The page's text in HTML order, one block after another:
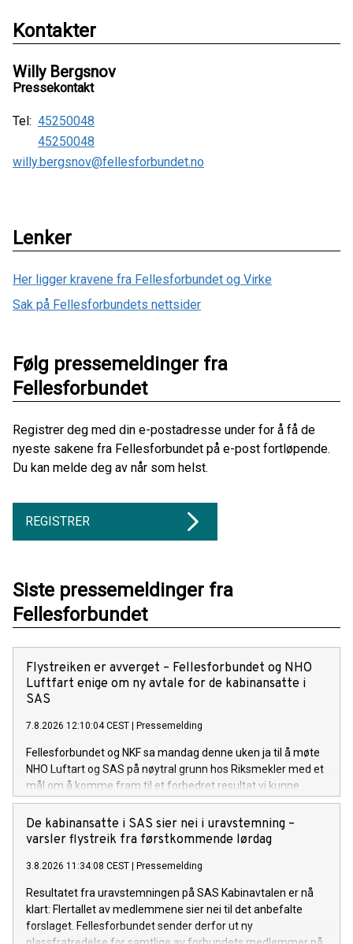
Kontakter
Willy Bergsnov
Pressekontakt
Tel: 45250048
45250048
willy.bergsnov@fellesforbundet.no
Lenker
Her ligger kravene fra Fellesforbundet og Virke
Sak på Fellesforbundets nettsider
Følg pressemeldinger fra
Fellesforbundet
Registrer deg med din e-postadresse under for å få de
nyeste sakene fra Fellesforbundet på e-post fortløpende.
Du kan melde deg av når som helst.
REGISTRER
Siste pressemeldinger fra
Fellesforbundet
Flystreiken er avverget – Fellesforbundet og NHO
Luftfart enige om ny avtale for de kabinansatte i
SAS
7.8.2026 12:10:04 CEST | Pressemelding
Fellesforbundet og NKF sa mandag denne uken ja til å møte
NHO Luftart og SAS på nøytral grunn hos Riksmekler med et
mål om å komme fram til et forbedret resultat vi kunne
legge fram for våre medlemmer.
De kabinansatte i SAS sier nei i uravstemning –
varsler flystreik fra førstkommende lørdag
3.8.2026 11:34:08 CEST | Pressemelding
Resultatet fra uravstemningen på SAS Kabinavtalen er nå
klart: Flertallet av medlemmene sier nei til det anbefalte
forslaget. Fellesforbundet sender derfor ut ny